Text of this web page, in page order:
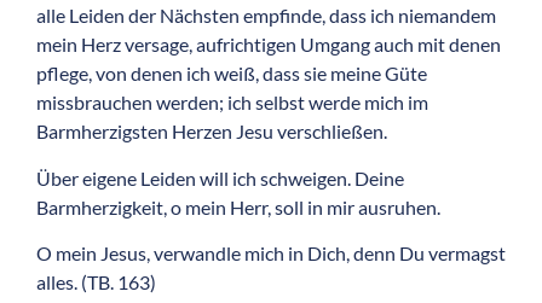
alle Leiden der Nächsten empfinde, dass ich niemandem
mein Herz versage, aufrichtigen Umgang auch mit denen
pflege, von denen ich weiß, dass sie meine Güte
missbrauchen werden; ich selbst werde mich im
Barmherzigsten Herzen Jesu verschließen.
Über eigene Leiden will ich schweigen. Deine
Barmherzigkeit, o mein Herr, soll in mir ausruhen.
O mein Jesus, verwandle mich in Dich, denn Du vermagst
alles. (TB. 163)